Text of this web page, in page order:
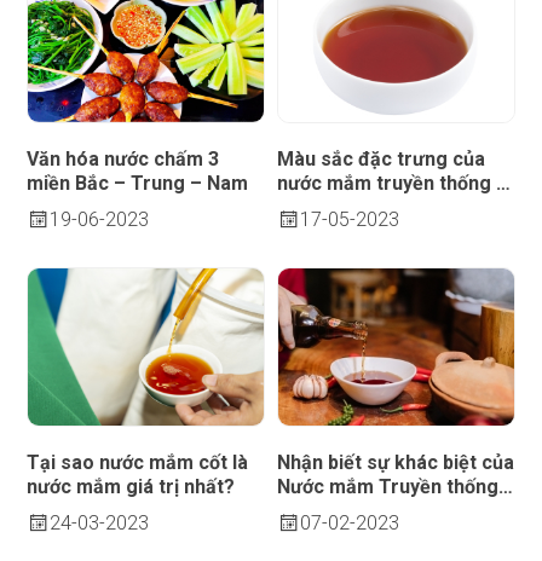
Văn hóa nước chấm 3
miền Bắc – Trung – Nam
19 06-2023
Màu sắc đặc trưng của
nước mắm truyền thống 3
miền
17 05-2023
Tại sao nước mắm cốt là
nước mắm giá trị nhất?
24 03-2023
Nhận biết sự khác biệt của
Nước mắm Truyền thống
Phú Quốc
07 02-2023